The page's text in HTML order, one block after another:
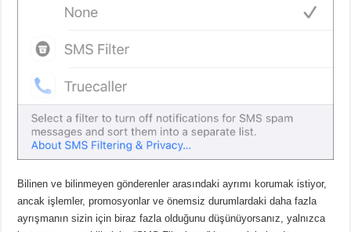
Bilinen ve bilinmeyen gönderenler arasındaki ayrımı korumak istiyor,
ancak işlemler, promosyonlar ve önemsiz durumlardaki daha fazla
ayrışmanın sizin için biraz fazla olduğunu düşünüyorsanız, yalnızca